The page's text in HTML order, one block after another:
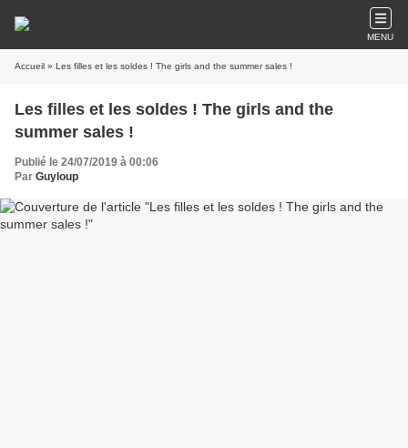
MENU
Accueil » Les filles et les soldes ! The girls and the summer sales !
Les filles et les soldes ! The girls and the
summer sales !
Publié le 24/07/2019 à 00:06
Par Guyloup